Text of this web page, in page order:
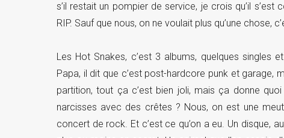
s’il restait un pompier de service, je crois qu’il
RIP. Sauf que nous, on ne voulait plus qu’une chose,
Les Hot Snakes, c’est 3 albums, quelques singles
Papa, il dit que c’est post-hardcore punk et garage,
partition, tout ça c’est bien joli, mais ça donne
narcisses avec des crêtes ? Nous, on est une
concert de rock. Et c’est ce qu’on a eu. Un disque,